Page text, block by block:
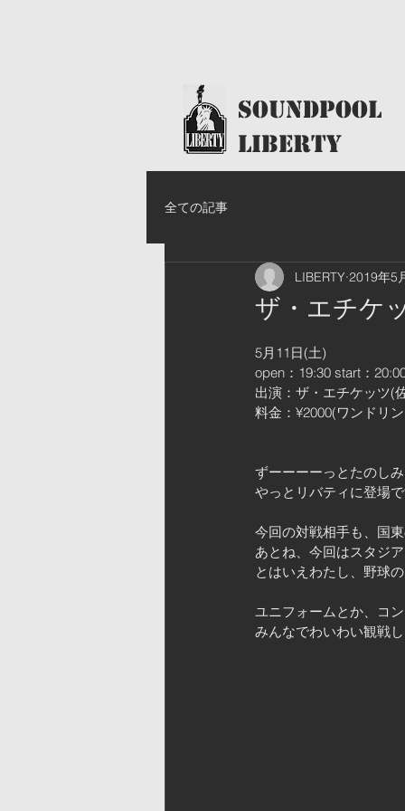
​SoundPool
LIBERTY
全ての記事
ザ・エチケ
LIBERTY 2019年5
5月11日(土)
open：19:30 start：
出演：ザ・エチケッツ(
料金：¥2000(ワンドリ
ずーーーーっとたのし
やっとリバティに登場
今回の対戦相手も、国
あとね、今回はスタジ
とはいえわたし、野球
ユニフォームとか、コ
みんなでわいわい観戦